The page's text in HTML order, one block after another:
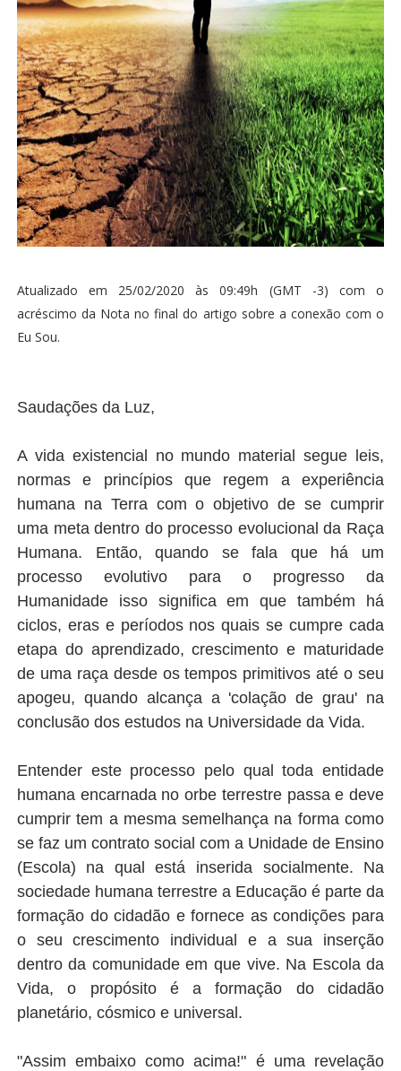
Atualizado em 25/02/2020 às 09:49h (GMT -3) com o
acréscimo da Nota no final do artigo sobre a conexão com o
Eu Sou.
Saudações da Luz,
A vida existencial no mundo material segue leis,
normas e princípios que regem a experiência
humana na Terra com o objetivo de se cumprir
uma meta dentro do processo evolucional da Raça
Humana. Então, quando se fala que há um
processo evolutivo para o progresso da
Humanidade isso significa em que também há
ciclos, eras e períodos nos quais se cumpre cada
etapa do aprendizado, crescimento e maturidade
de uma raça desde os tempos primitivos até o seu
apogeu, quando alcança a 'colação de grau' na
conclusão dos estudos na Universidade da Vida.
Entender este processo pelo qual toda entidade
humana encarnada no orbe terrestre passa e deve
cumprir tem a mesma semelhança na forma como
se faz um contrato social com a Unidade de Ensino
(Escola) na qual está inserida socialmente. Na
sociedade humana terrestre a Educação é parte da
formação do cidadão e fornece as condições para
o seu crescimento individual e a sua inserção
dentro da comunidade em que vive. Na Escola da
Vida, o propósito é a formação do cidadão
planetário, cósmico e universal.
"Assim embaixo como acima!" é uma revelação